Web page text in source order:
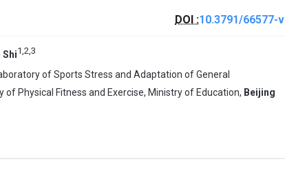
DOI :10.3791/66577-v
Shi1,2,3
of Sports Stress and Adaptation of General
of Physical Fitness and Exercise, Ministry of Education, Beijing